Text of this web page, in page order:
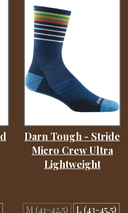
Darn Tough - Stride
Micro Crew Ultra
Lightweight
M (41-42,5) L (43-45,5)